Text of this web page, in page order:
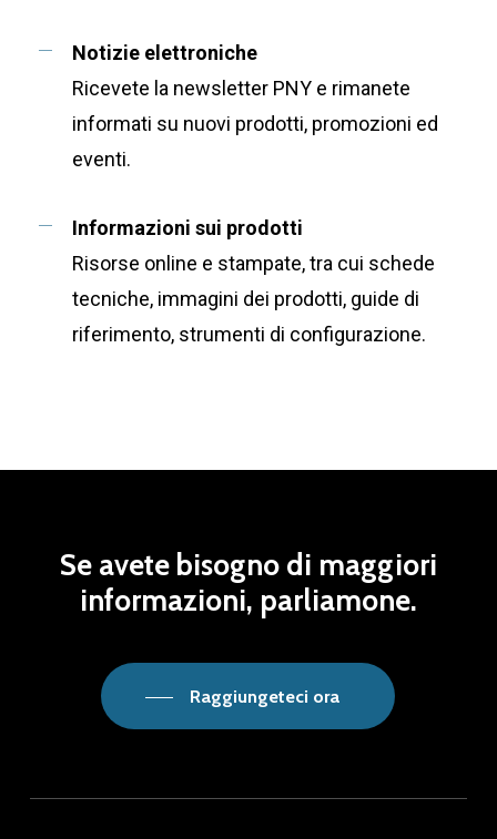
Notizie elettroniche
Ricevete la newsletter PNY e rimanete
informati su nuovi prodotti, promozioni ed
eventi.
Informazioni sui prodotti
Risorse online e stampate, tra cui schede
tecniche, immagini dei prodotti, guide di
riferimento, strumenti di configurazione.
Se avete bisogno di maggiori
informazioni, parliamone.
Raggiungeteci ora